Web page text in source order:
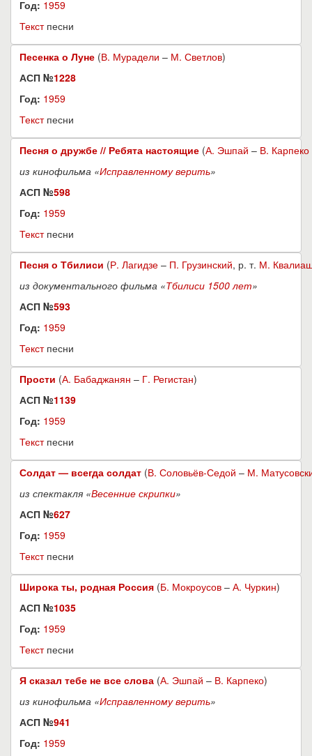
Год: 1959
Текстпесни
Песенка о Луне (В. Мурадели – М. Светлов)
АСП №1228
Год: 1959
Текстпесни
Песня о дружбе // Ребята настоящие (А. Эшпай – В. Карпеко
из кинофильма «Исправленному верить»
АСП №598
Год: 1959
Текстпесни
Песня о Тбилиси (Р. Лагидзе – П. Грузинский, р. т. М.
из документального фильма «Тбилиси 1500 лет»
АСП №593
Год: 1959
Текстпесни
Прости (А. Бабаджанян – Г. Регистан)
АСП №1139
Год: 1959
Текстпесни
Солдат — всегда солдат (В. Соловьёв-Седой – М.
из спектакля «Весенние скрипки»
АСП №627
Год: 1959
Текстпесни
Широка ты, родная Россия (Б. Мокроусов – А. Чуркин)
АСП №1035
Год: 1959
Текстпесни
Я сказал тебе не все слова (А. Эшпай – В. Карпеко)
из кинофильма «Исправленному верить»
АСП №941
Год: 1959